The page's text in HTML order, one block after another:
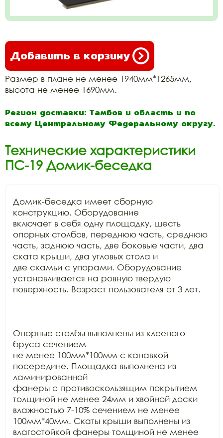
Добавить в корзину
Размер в плане не менее 1940мм*1265мм,
высота не менее 1690мм.
Регион доставки: Тамбов и область и по
всему Центральному Федеральному округу.
Технические характеристики
ПС-19 Домик-беседка
Домик-беседка имеет сборную
конструкцию. Оборудование
включает в себя одну площадку, шесть
опорных столбов, переднюю часть, среднюю
часть, заднюю часть, две боковые части, два
ската крыши, два угловых стола и
две скамьи с упорами. Оборудование
устанавливается на ровную твердую
поверхность. Возраст пользователя от 3 лет.
Опорные столбы выполнены из клееного
бруса сечением
не менее 100мм*100мм с канавкой
посередине. Площадка выполнена из
ламинированной
фанеры с противоскользящим покрытием
толщиной не менее 24мм и хвойной доски
влажностью 7-10% сечением не менее
100мм*40мм. Скаты крыши выполнены из
влагостойкой фанеры толщиной не менее